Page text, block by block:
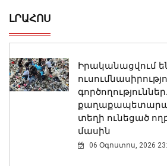
ԼՐԱՀՈՍ
Իրականացվում
գործողություններ.
տեղի ունեցած
մասին
06 Օգոստոս, 2026